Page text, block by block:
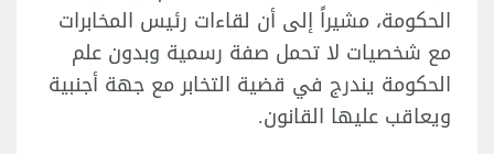
الحكومة، مشيراً إلى أن لقاءات رئيس المخابرات
مع شخصيات لا تحمل صفة رسمية وبدون علم
الحكومة يندرج في قضية التخابر مع جهة أجنبية
ويعاقب عليها القانون.